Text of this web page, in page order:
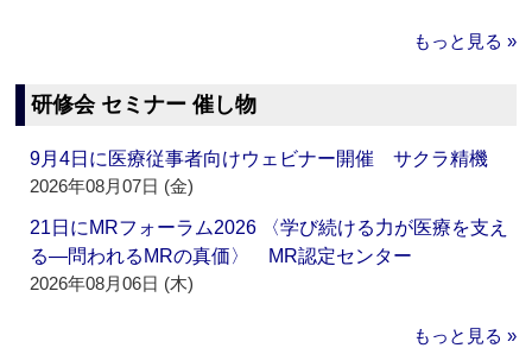
もっと見る »
研修会 セミナー 催し物
9月4日に医療従事者向けウェビナー開催 サクラ精機
2026年08月07日 (金)
21日にMRフォーラム2026 〈学び続ける力が医療を支え
る―問われるMRの真価〉 MR認定センター
2026年08月06日 (木)
もっと見る »